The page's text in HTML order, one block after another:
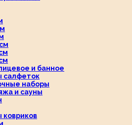
и банное
салфеток
наборы
и сауны
ковриков